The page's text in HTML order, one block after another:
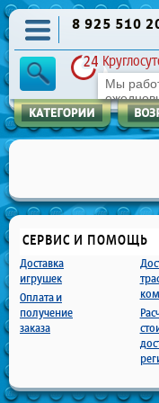
8 925 510
Мы
СЕРВИС И ПОМОЩЬ
Доставка
игрушек
Оплата и
получение
заказа